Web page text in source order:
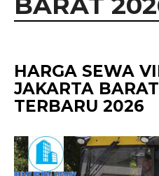
HARGA SEWA
JAKARTA
TERBARU 2026